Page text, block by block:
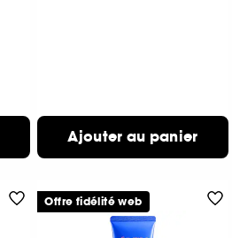
Ajouter au panier
Offre fidélité web